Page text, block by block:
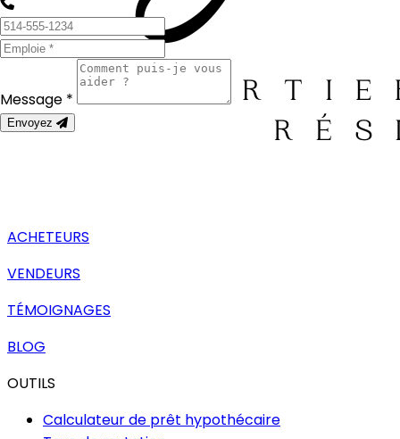
ACHETEURS
VENDEURS
TÉMOIGNAGES
BLOG
OUTILS
Calculateur de prêt hypothécaire
Message *
Envoyez